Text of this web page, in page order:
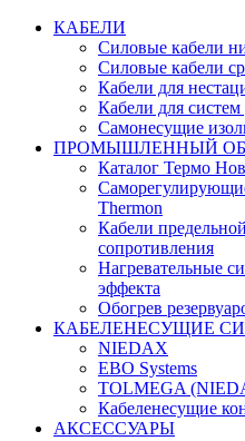
КАБЕЛИ
Силовые кабели
Силовые кабели
Кабели для
Кабели для
Самонесущие
ПРОМЫШЛЕННЫЙ
Каталог Термо
Thermon
Кабели
сопротивления
Нагревательные
эффекта
Обогрев
КАБЕЛЕНЕСУЩИЕ
NIEDAX
EBO Systems
TOLMEGA
Кабеленесущие
АКСЕССУАРЫ